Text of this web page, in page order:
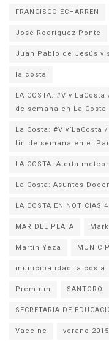
FRANCISCO ECHARREN
José Rodríguez Ponte
la costa
LA COSTA:
de semana en La Costa
La Costa:
fin de semana en el
LA COSTA: Alerta
La Costa: Asuntos
LA COSTA EN NOTICIAS
MAR DEL PLATA
Martín Yeza
municipalidad la costa
Premium
SANTORO
SECRETARIA DE
Vaccine
verano 2015